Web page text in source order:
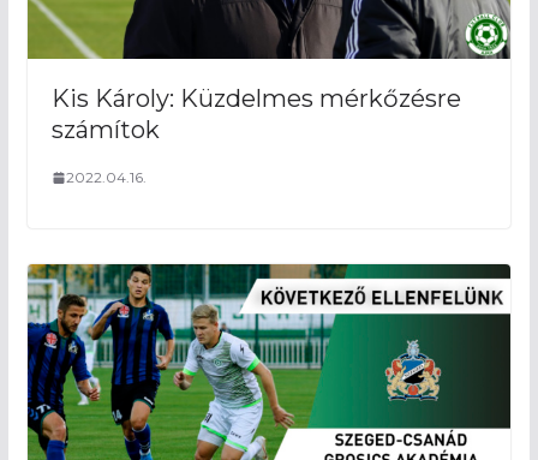
Kis Károly: Küzdelmes mérkőzésre
számítok
2022.04.16.